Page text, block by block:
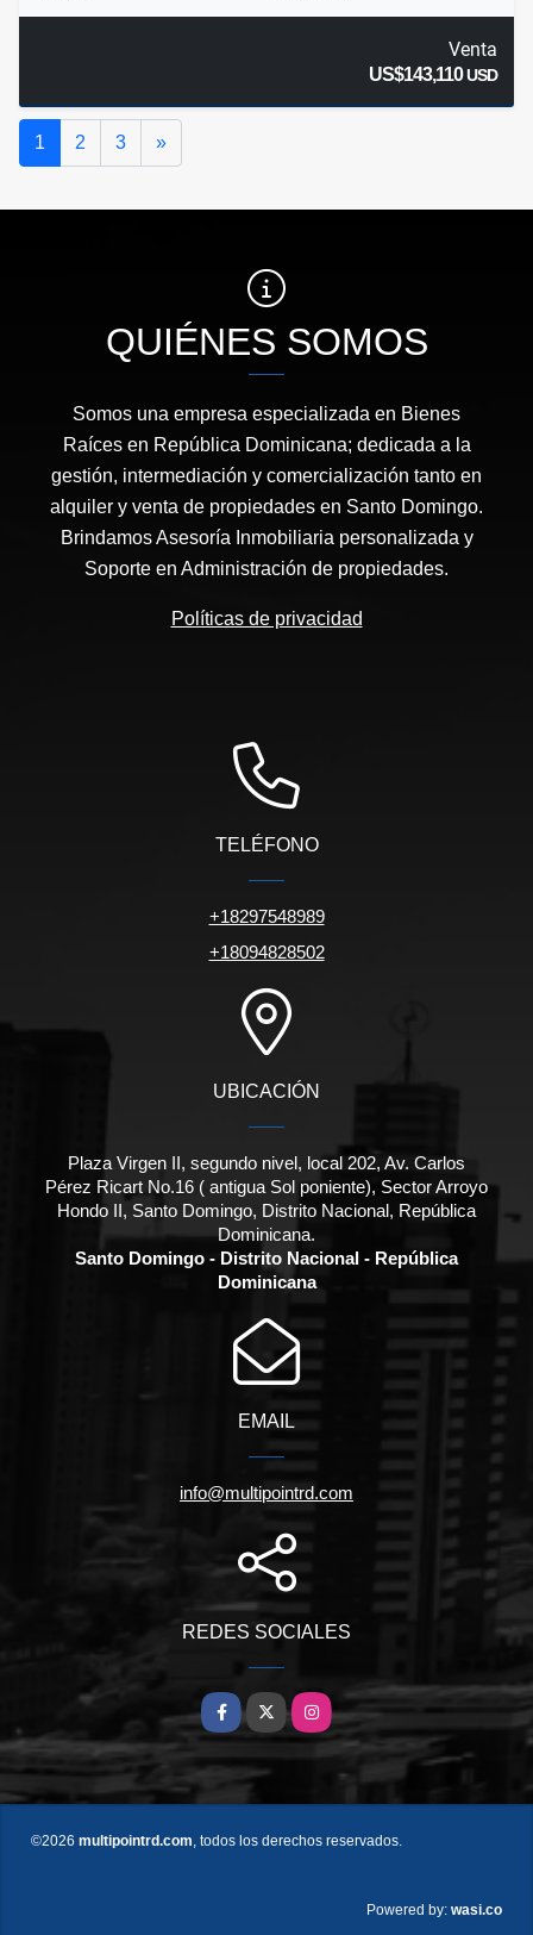
Venta
US$143,110USD
1 2 3 »Siguiente
QUIÉNES SOMOS
Somos una empresa especializada en Bienes
Raíces en República Dominicana; dedicada a la
gestión, intermediación y comercialización tanto en
alquiler y venta de propiedades en Santo Domingo.
Brindamos Asesoría Inmobiliaria personalizada y
Soporte en Administración de propiedades.
Políticas de privacidad
TELÉFONO
+18297548989
+18094828502
UBICACIÓN
Plaza Virgen II, segundo nivel, local 202, Av. Carlos
Pérez Ricart No.16 ( antigua Sol poniente), Sector Arroyo
Hondo II, Santo Domingo, Distrito Nacional, República
Dominicana.
Santo Domingo - Distrito Nacional - República
Dominicana
EMAIL
info@multipointrd.com
REDES SOCIALES
Facebook
X Instagram
©2026 multipointrd.com, todos los derechos reservados.
Powered by: wasi.co